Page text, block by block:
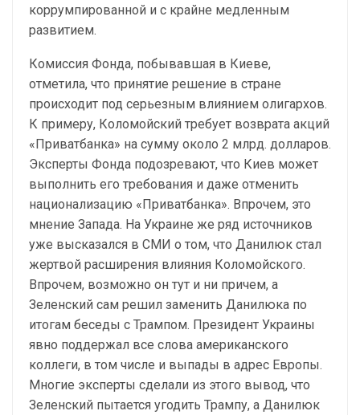
коррумпированной и с крайне медленным
развитием.
Комиссия Фонда, побывавшая в Киеве,
отметила, что принятие решение в стране
происходит под серьезным влиянием олигархов.
К примеру, Коломойский требует возврата акций
«Приватбанка» на сумму около 2 млрд. долларов.
Эксперты Фонда подозревают, что Киев может
выполнить его требования и даже отменить
национализацию «Приватбанка». Впрочем, это
мнение Запада. На Украине же ряд источников
уже высказался в СМИ о том, что Данилюк стал
жертвой расширения влияния Коломойского.
Впрочем, возможно он тут и ни причем, а
Зеленский сам решил заменить Данилюка по
итогам беседы с Трампом. Президент Украины
явно поддержал все слова американского
коллеги, в том числе и выпады в адрес Европы.
Многие эксперты сделали из этого вывод, что
Зеленский пытается угодить Трампу, а Данилюк